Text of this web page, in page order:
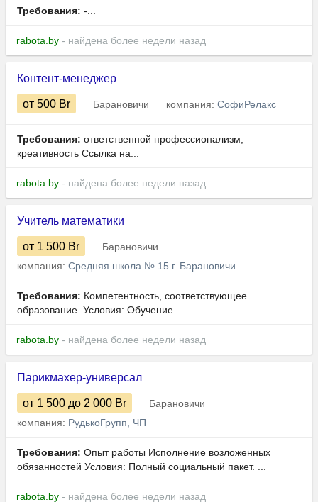
Требования: -...
rabota.by - найдена более недели назад
Контент-менеджер
от 500 Br Барановичи компания: СофиРелакс
Требования: ответственной профессионализм,
креативность Ссылка на...
rabota.by - найдена более недели назад
Учитель математики
от 1 500 Br
Барановичи
компания: Средняя школа № 15 г. Барановичи
Требования: Компетентность, соответствующее
образование. Условия: Обучение...
rabota.by - найдена более недели назад
Парикмахер-универсал
от 1 500 до 2 000 Br
Барановичи
компания: РудькоГрупп, ЧП
Требования: Опыт работы Исполнение возложенных
обязанностей Условия: Полный социальный пакет. ...
rabota.by - найдена более недели назад